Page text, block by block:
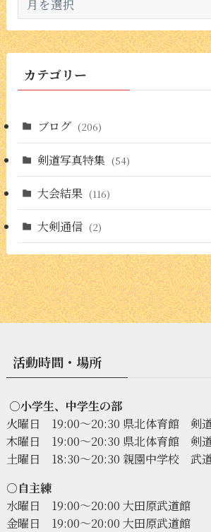
ー
カ
イ
カテゴリー
ブログ (206)
剣道写真特集 (54)
大会結果 (116)
大剣通信 (2)
活動時間・場所
○小学生、中学生の部
火曜日 19:00〜20:30 県北体育館 剣
木曜日 19:00〜20:30 県北体育館 剣
土曜日 18:30〜20:30 親園中学校 武
○自主練
水曜日 19:00〜20:00 大田原武道館
金曜日 19:00〜20:00 大田原武道館